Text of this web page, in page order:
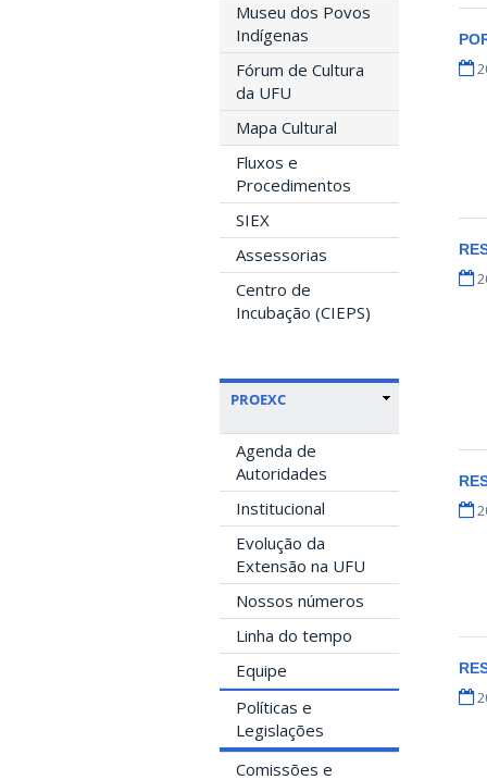
Museu dos Povos
Indígenas
Fórum de Cultura
da UFU
Mapa Cultural
Fluxos e
Procedimentos
SIEX
Assessorias
Centro de
Incubação (CIEPS)
PROEXC
Agenda de
Autoridades
Institucional
Evolução da
Extensão na UFU
Nossos números
Linha do tempo
Equipe
Políticas e
Legislações
Comissões e